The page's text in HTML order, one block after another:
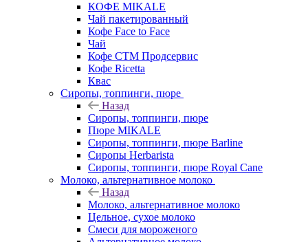
КОФЕ MIKALE
Чай пакетированный
Кофе Face to Face
Чай
Кофе СТМ Продсервис
Кофе Ricetta
Квас
Сиропы, топпинги, пюре
Назад
Сиропы, топпинги, пюре
Пюре MIKALE
Сиропы, топпинги, пюре Barline
Сиропы Herbarista
Сиропы, топпинги, пюре Royal Cane
Молоко, альтернативное молоко
Назад
Молоко, альтернативное молоко
Цельное, сухое молоко
Смеси для мороженого